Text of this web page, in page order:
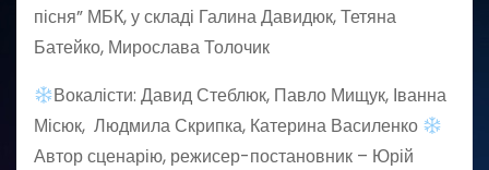
пісня” МБК, у складі Галина Давидюк, Тетяна
Батейко, Мирослава Толочик
Вокалісти: Давид Стеблюк, Павло Мищук, Іванна
Місюк, Людмила Скрипка, Катерина Василенко
Автор сценарію, режисер-постановник – Юрій